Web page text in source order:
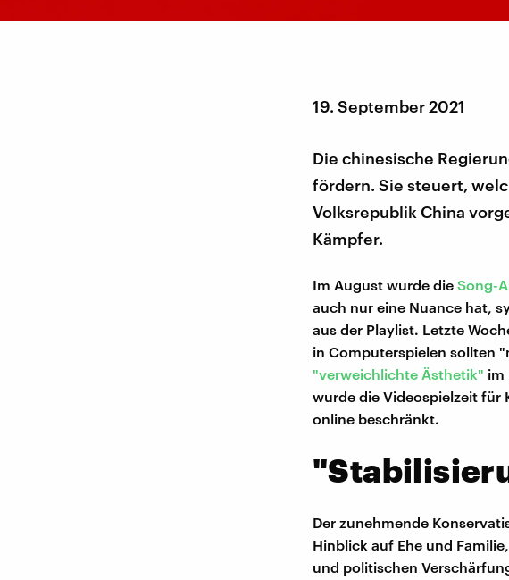
19. September 2021
Die chinesische
fördern. Sie steuert,
Volksrepublik China
Kämpfer.
Im August wurde die Song-
auch nur eine Nuance hat,
aus der Playlist. Letzte
in Computerspielen sollten
"verweichlichte Ästhetik" im
wurde die Videospielzeit für
online beschränkt.
Der zunehmende
Hinblick auf Ehe und
und politischen